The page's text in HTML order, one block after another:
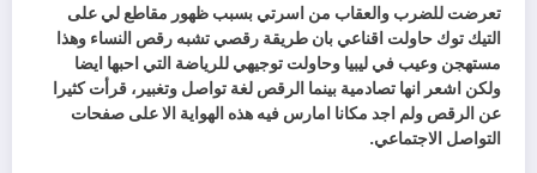
تعرضت للضرب والعقاب من اسرتي بسبب ظهور مقاطع لي على
التيك توك حاولت اقناعي بان طريقة رقصي تشبه رقص النساء وهذا
مستهجن وعيب في ليبيا وحاولت توجيهي للرياضة التي احبها ايضا
ولكن اشعر انها تصادمية بينما الرقص لغة تواصل وتغبير، قرأت كثيرا
عن الرقص ولم اجد مكانا امارس فيه هذه الهواية الا على صفحات
التواصل الاجتماعي.